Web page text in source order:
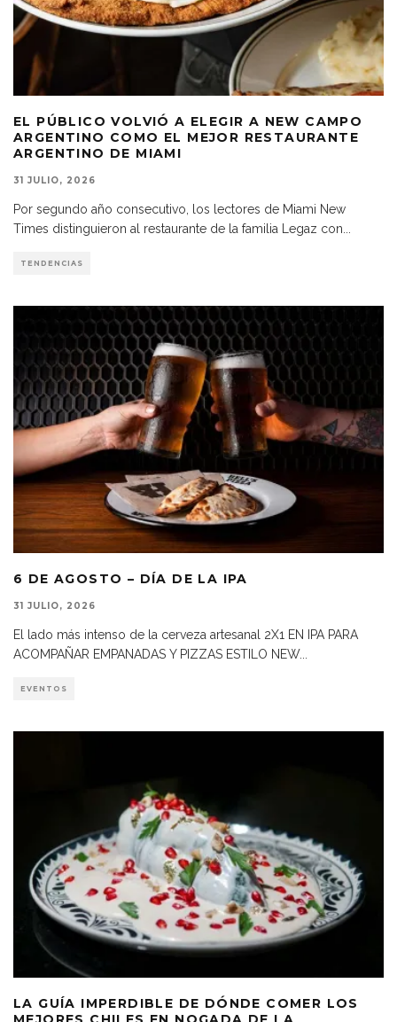
EL PÚBLICO VOLVIÓ A ELEGIR A NEW CAMPO
ARGENTINO COMO EL MEJOR RESTAURANTE
ARGENTINO DE MIAMI
31 JULIO, 2026
Por segundo año consecutivo, los lectores de Miami New
Times distinguieron al restaurante de la familia Legaz con
TENDENCIAS
6 DE AGOSTO – DÍA DE LA IPA
31 JULIO, 2026
El lado más intenso de la cerveza artesanal 2X1 EN IPA PARA
ACOMPAÑAR EMPANADAS Y PIZZAS ESTILO NEW...
EVENTOS
LA GUÍA IMPERDIBLE DE DÓNDE COMER LOS